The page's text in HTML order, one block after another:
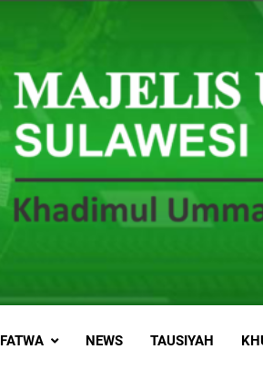
MUI Sulawesi
FATWA NEWS TAUSIYAH